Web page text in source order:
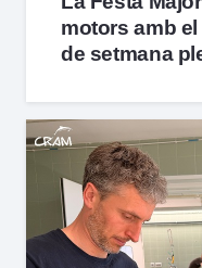
motors amb
de setmana